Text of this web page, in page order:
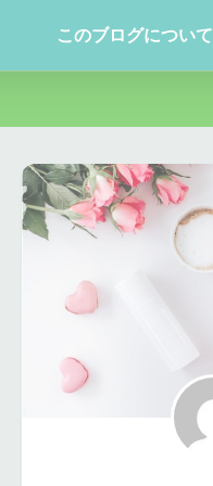
このブログについて